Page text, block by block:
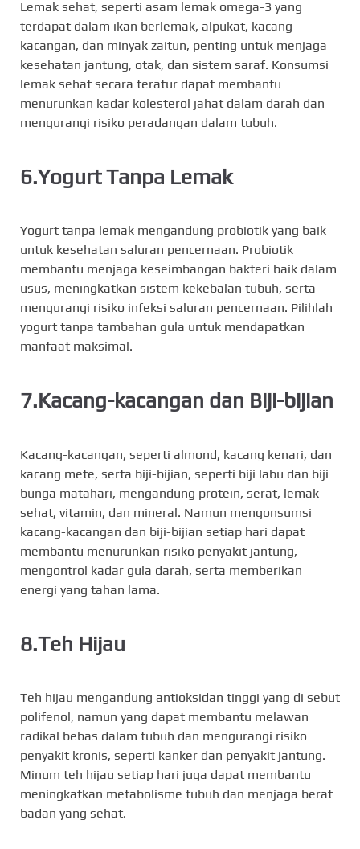
Lemak sehat, seperti asam lemak omega-3 yang
terdapat dalam ikan berlemak, alpukat, kacang-
kacangan, dan minyak zaitun, penting untuk menjaga
kesehatan jantung, otak, dan sistem saraf. Konsumsi
lemak sehat secara teratur dapat membantu
menurunkan kadar kolesterol jahat dalam darah dan
mengurangi risiko peradangan dalam tubuh.
6.Yogurt Tanpa Lemak
Yogurt tanpa lemak mengandung probiotik yang baik
untuk kesehatan saluran pencernaan. Probiotik
membantu menjaga keseimbangan bakteri baik dalam
usus, meningkatkan sistem kekebalan tubuh, serta
mengurangi risiko infeksi saluran pencernaan. Pilihlah
yogurt tanpa tambahan gula untuk mendapatkan
manfaat maksimal.
7.Kacang-kacangan dan Biji-bijian
Kacang-kacangan, seperti almond, kacang kenari, dan
kacang mete, serta biji-bijian, seperti biji labu dan biji
bunga matahari, mengandung protein, serat, lemak
sehat, vitamin, dan mineral. Namun mengonsumsi
kacang-kacangan dan biji-bijian setiap hari dapat
membantu menurunkan risiko penyakit jantung,
mengontrol kadar gula darah, serta memberikan
energi yang tahan lama.
8.Teh Hijau
Teh hijau mengandung antioksidan tinggi yang di sebut
polifenol, namun yang dapat membantu melawan
radikal bebas dalam tubuh dan mengurangi risiko
penyakit kronis, seperti kanker dan penyakit jantung.
Minum teh hijau setiap hari juga dapat membantu
meningkatkan metabolisme tubuh dan menjaga berat
badan yang sehat.